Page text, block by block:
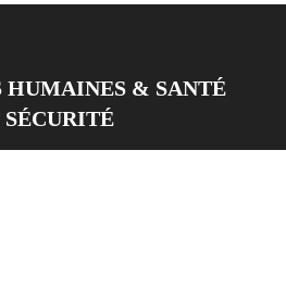
HUMAINES & SANTÉ
SÉCURITÉ